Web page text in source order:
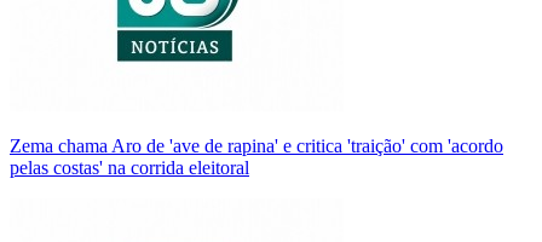
Zema chama Aro de 'ave de rapina' e critica 'traição' com 'acordo
pelas costas' na corrida eleitoral